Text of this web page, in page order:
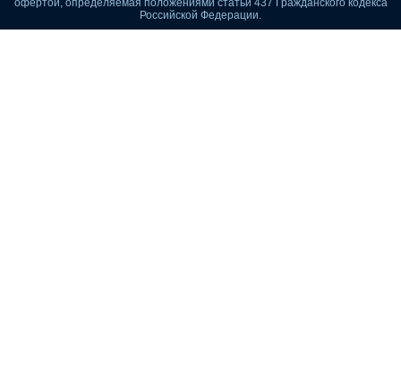
офертой, определяемая положениями статьи 437 Гражданского кодекса
Российской Федерации.